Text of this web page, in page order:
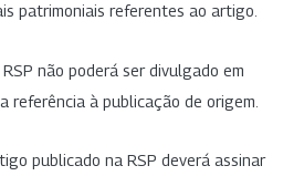
patrimoniais referentes ao artigo.
não poderá ser divulgado em
referência à publicação de origem.
publicado na RSP deverá assinar